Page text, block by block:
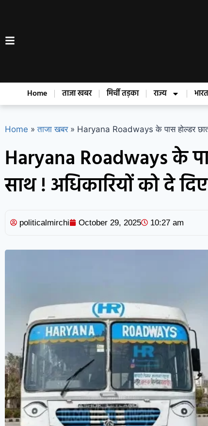
Home ताजा खबर मिर्ची तड़का राज्य भारत
Home » ताजा खबर » Haryana Roadways के पास होल्डर
Haryana Roadways के
साथ ! अधिकारियों को दे
politicalmirchi October 29, 2025 10:27 am